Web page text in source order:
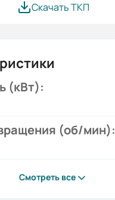
Скачать ТКП
(кВт):
(об/мин):
исполнение:
Смотреть все